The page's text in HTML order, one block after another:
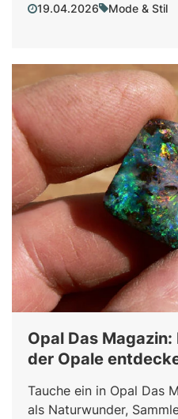
19.04.2026 Mode & Stil
Opal Das
der Opale
Tauche ein in Opal Das
als Naturwunder,